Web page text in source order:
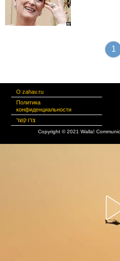
1
О zahav.ru
Политика
конфиденциальности
צרו קשר
Copyright © 2021 Walla!